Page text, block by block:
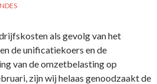
als gevolg van het
de unificatiekoers en de
van de omzetbelasting op
zijn wij helaas genoodzaakt de